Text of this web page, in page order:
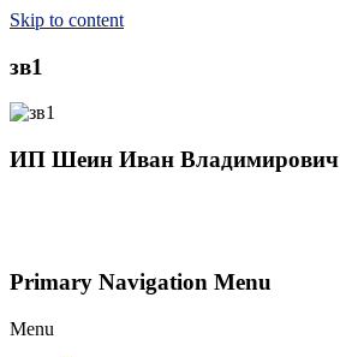
Skip to content
зв1
ИП Шеин Иван Владимирович
Primary Navigation Menu
Menu